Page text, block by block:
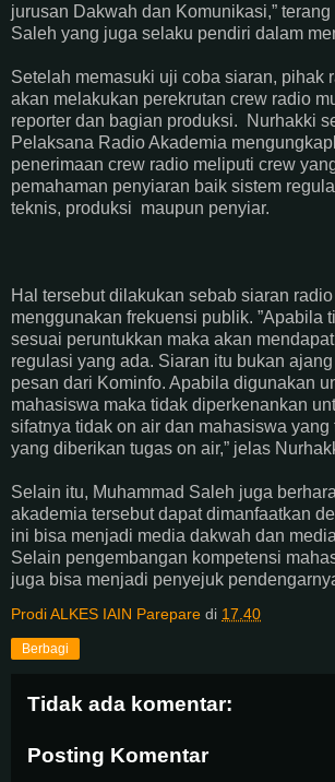
jurusan Dakwah dan Komunikasi,”
Saleh yang juga selaku pendiri dalam
Setelah memasuki uji coba siaran, pihak
akan melakukan perekrutan crew radio
reporter dan bagian produksi. Nurhakki
Pelaksana Radio Akademia
penerimaan crew radio meliputi crew
pemahaman penyiaran baik sistem
teknis, produksi maupun penyiar.
Hal tersebut dilakukan sebab siaran
menggunakan frekuensi publik. ”Apabila
sesuai peruntukkan maka akan
regulasi yang ada. Siaran itu bukan
pesan dari Kominfo. Apabila digunakan
mahasiswa maka tidak diperkenankan
sifatnya tidak on air dan mahasiswa
yang diberikan tugas on air,” jelas
Selain itu, Muhammad Saleh juga
akademia tersebut dapat dimanfaatkan
ini bisa menjadi media dakwah dan
Selain pengembangan kompetensi
juga bisa menjadi penyejuk
Prodi ALKES IAIN Parepare di 17.40
Berbagi
Tidak ada komentar:
Posting Komentar